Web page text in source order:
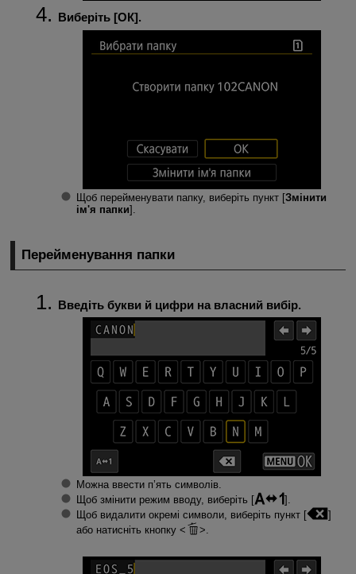
Виберіть [ОК].
Щоб перейменувати папку, виберіть пункт [Змінити
ім'я папки].
Перейменування папки
Введіть букви й цифри на власний вибір.
Можна ввести п’ять символів.
Щоб змінити режим вводу, виберіть [
].
Щоб видалити окремі символи, виберіть пункт [
]
або натисніть кнопку
.